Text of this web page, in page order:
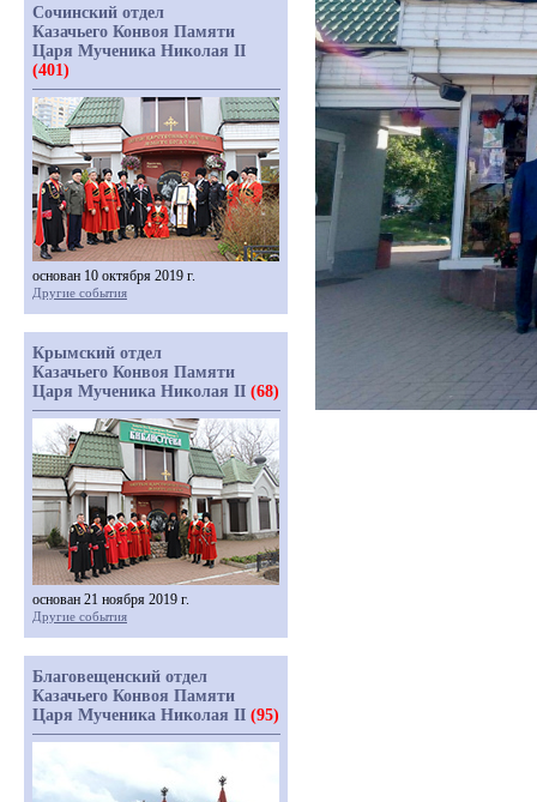
Сочинский отдел
Казачьего Конвоя Памяти
Царя Мученика Николая II
(401)
основан 10 октября 2019 г.
Другие события
Крымский отдел
Казачьего Конвоя Памяти
Царя Мученика Николая II (68)
основан 21 ноября 2019 г.
Другие события
Благовещенский отдел
Казачьего Конвоя Памяти
Царя Мученика Николая II (95)